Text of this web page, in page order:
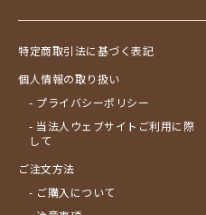
特定商取引法に基づく表記
個人情報の取り扱い
- プライバシーポリシー
- 当法人ウェブサイトご利用に際
して
ご注文方法
- ご購入について